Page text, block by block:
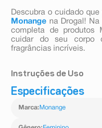
Descubra o cuidado
Monange na Drogal! Na
completa de produtos
cuidar do seu corpo
fragrâncias incríveis.
Instruções de Uso
1. Agite bem antes de
aproximadamente 15 cm
Especificações
Marca: Monange